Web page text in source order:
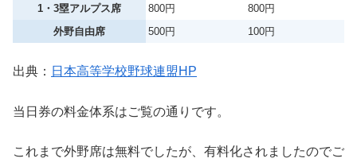
1・3塁アルプス席 800円
800円
外野自由席
500円 100円
出典： 日本高等学校野球連盟HP
当日券の料金体系はご覧の通りです。
これまで外野席は無料でしたが、有料化されましたのでご